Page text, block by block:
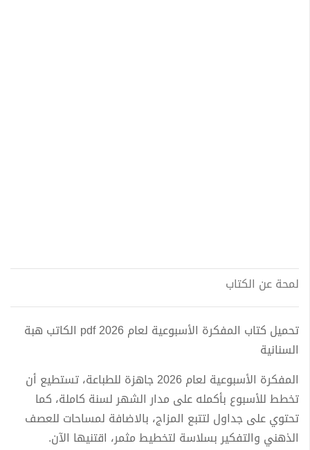
لمحة عن الكتاب
تحميل كتاب المفكرة الأسبوعية لعام 2026 pdf الكاتب هبة
السنانية
المفكرة الأسبوعية لعام 2026 جاهزة للطباعة، تستطيع أن
تخطط للأسبوع بأكمله على مدار الشهر لسنة كاملة، كما
تحتوي على جداول لتتبع المزاج، بالاضافة لمساحات للعصف
الذهني والتفكير بسلاسة لتخطيط مثمر، اقتنيها الآن.